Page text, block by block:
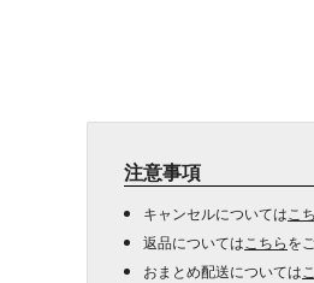
注意事項
キャンセルについては こ
返品については こちらを
おまとめ配送については